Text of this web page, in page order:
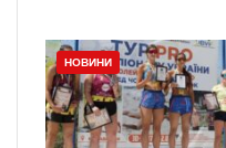
НОВИНИ